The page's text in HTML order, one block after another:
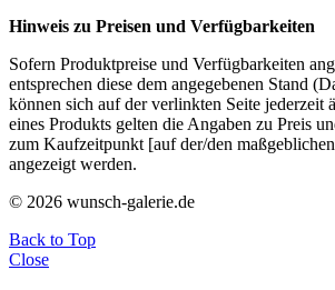
Hinweis zu Preisen und Verfügbarkeiten
Sofern Produktpreise und Verfügbarkeiten
entsprechen diese dem angegebenen Stand
können sich auf der verlinkten Seite jederzeit
eines Produkts gelten die Angaben zu Preis
zum Kaufzeitpunkt [auf der/den
angezeigt werden.
© 2026 wunsch-galerie.de
Back to Top
Close